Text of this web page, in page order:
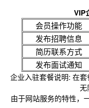
VIP
会员操作功能
发布招聘信息
简历联系方式
发布面试通知
企业入驻套餐说明: 在
无
由于网站服务的特性，